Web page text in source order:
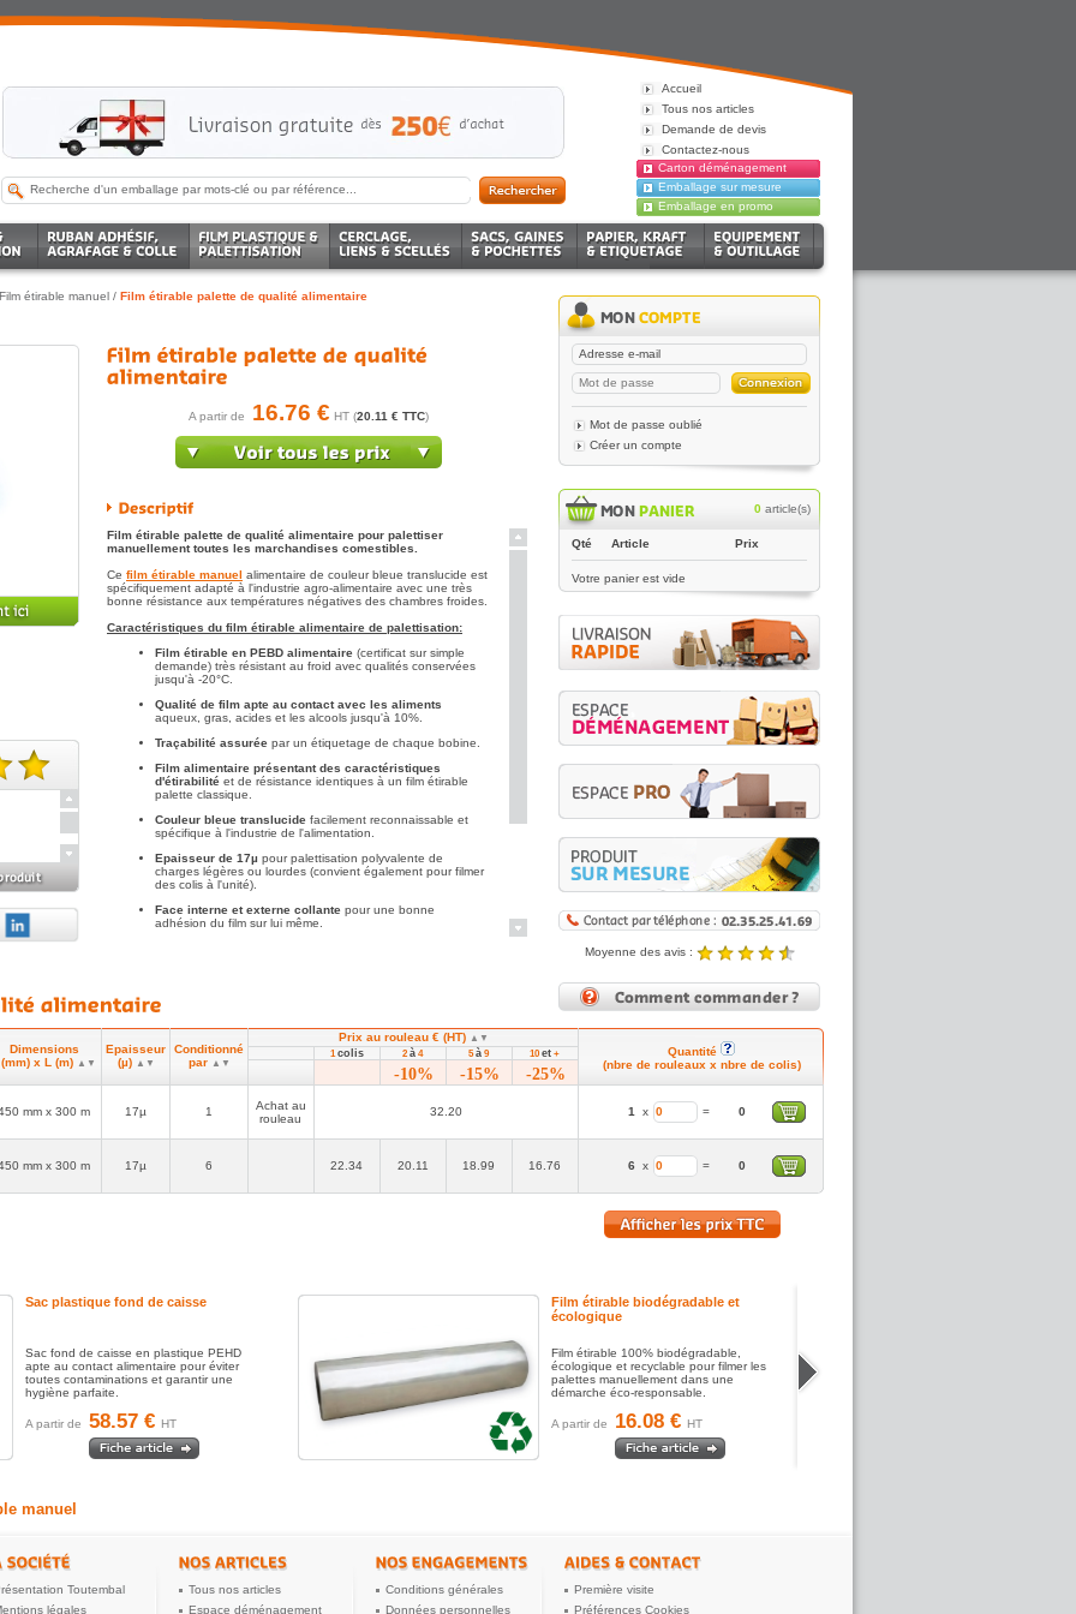
Film étirable manuel / Film étirable palette de qualité alimentaire
est
A partir de 16.76 € HT (20.11 € TTC)
Film étirable palette de qualité alimentaire pour palettiser
manuellement toutes les marchandises comestibles.
Ce film étirable manuel alimentaire de couleur bleue translucide est
spécifiquement adapté à l'industrie agro-alimentaire avec une très
bonne résistance aux températures négatives des chambres froides.
Caractéristiques du film étirable alimentaire de palettisation:
Film étirable en PEBD alimentaire (certificat sur simple
demande) très résistant au froid avec qualités conservées
jusqu'à -20°C.
Qualité de film apte au contact avec les aliments
aqueux, gras, acides et les alcools jusqu'à 10%.
Traçabilité assurée par un étiquetage de chaque bobine.
Film alimentaire présentant des caractéristiques
d'étirabilité et de résistance identiques à un film étirable
palette classique.
Couleur bleue translucide facilement reconnaissable et
spécifique à l'industrie de l'alimentation.
Epaisseur de 17µ pour palettisation polyvalente de
charges légères ou lourdes (convient également pour filmer
des colis à l'unité).
Face interne et externe collante pour une bonne
adhésion du film sur lui même.
A consulter également:
- Le film étirable alimentaire en boîte distributrice
- Le film étirable biosourcé et compostable fabriqué à partir de
matières végétales, pour se passer définitivement des films étirables
en plastique.
en PEBD standard pour
Mot de passe oublié
Créer un compte
0 article(s)
Qté Article Prix
Votre panier est vide
Moyenne des avis :
Noté4.89/5 |8431reviews
Dimensions
x L (m) ▲▼
Epaisseur
(µ) ▲▼
Conditionné
par ▲▼
Prix au rouleau € (HT) ▲▼
Quantité
(nbre de rouleaux x nbre de colis)
1colis 2à 4 5à 9 10 et +
-10% -15% -25%
mm x 300 m 17µ 1
Achat au
rouleau
32.20 1 x = 0
mm x 300 m 17µ 6 22.34 20.11 18.99 16.76 6 x = 0
Sac plastique fond de caisse
Sac fond de caisse en plastique PEHD
apte au contact alimentaire pour éviter
toutes contaminations et garantir une
hygiène parfaite.
A partir de 58.57 € HT
Film étirable biodégradable et
écologique
Film étirable 100% biodégradable,
écologique et recyclable pour filmer les
palettes manuellement dans une
démarche éco-responsable.
A partir de 16.08 € HT
manuel
Accueil
Tous nos articles
Demande de devis
Contactez-nous
Carton déménagement
Emballage sur mesure
Emballage en promo
Toutembal
légales
Tous nos articles
Espace déménagement
Conditions générales
Données personnelles
Première visite
Préférences Cookies